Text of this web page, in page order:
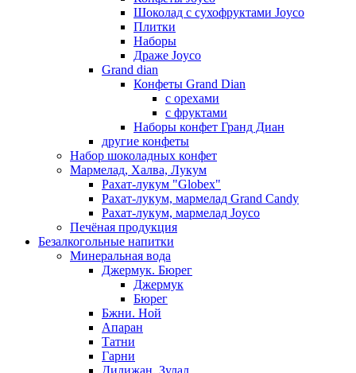
Шоколад с сухофруктами Joyco
Плитки
Наборы
Драже Joyco
Grand dian
Конфеты Grand Dian
с орехами
с фруктами
Наборы конфет Гранд Диан
другие конфеты
Набор шоколадных конфет
Мармелад, Халва, Лукум
Рахат-лукум "Globex"
Рахат-лукум, мармелад Grand Candy
Рахат-лукум, мармелад Joyco
Печёная продукция
Безалкогольные напитки
Минеральная вода
Джермук. Бюрег
Джермук
Бюрег
Бжни. Ной
Апаран
Татни
Гарни
Дилижан. Зулал